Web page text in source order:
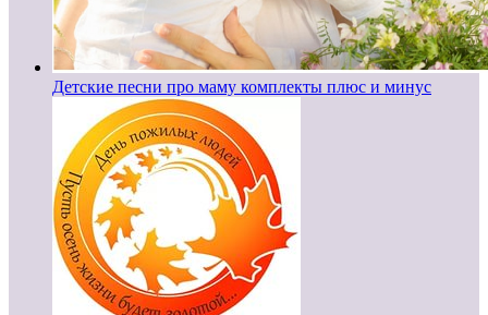
Детские песни про маму комплекты плюс и минус